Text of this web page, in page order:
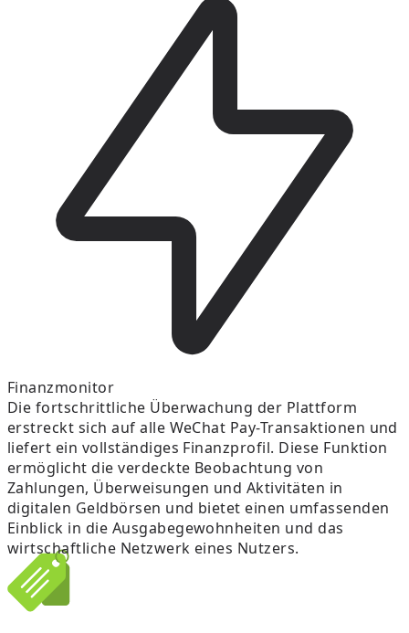
Finanzmonitor
Die fortschrittliche Überwachung der Plattform
erstreckt sich auf alle WeChat Pay-Transaktionen und
liefert ein vollständiges Finanzprofil. Diese Funktion
ermöglicht die verdeckte Beobachtung von
Zahlungen, Überweisungen und Aktivitäten in
digitalen Geldbörsen und bietet einen umfassenden
Einblick in die Ausgabegewohnheiten und das
wirtschaftliche Netzwerk eines Nutzers.